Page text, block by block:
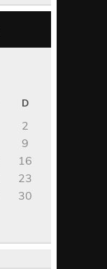
D
2
9
16
23
30